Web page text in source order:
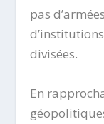
pas
divisées.
En